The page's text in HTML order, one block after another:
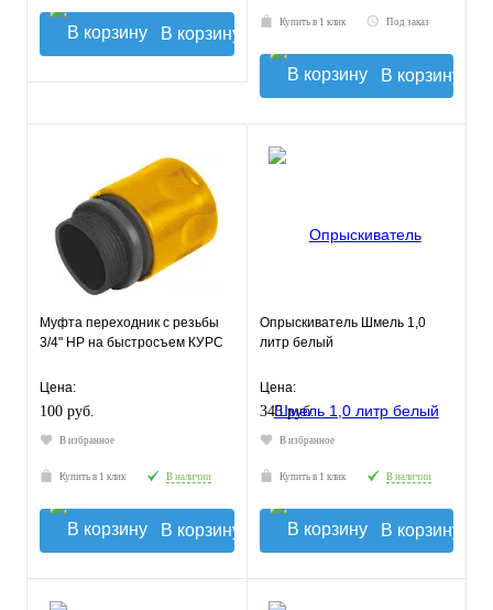
В корзину
Купить в 1 клик Под заказ
В корзину
Муфта переходник с резьбы
3/4" НР на быстросъем КУРС
Цена:
100 руб.
В избранное
Купить в 1 клик В наличии
В корзину
Опрыскиватель Шмель 1,0
литр белый
Цена:
345 руб.
В избранное
Купить в 1 клик В наличии
В корзину